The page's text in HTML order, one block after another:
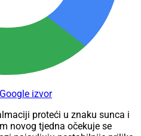
izvor
proteći u znaku sunca i
novog tjedna očekuje se